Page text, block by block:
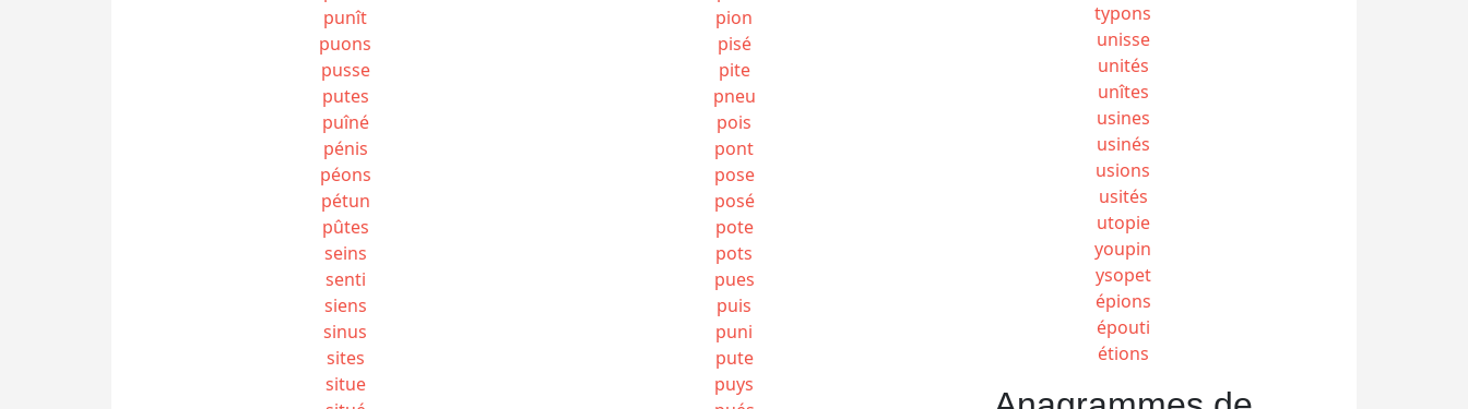
typons
unisse
unités
unîtes
usines
usinés
usions
usités
utopie
youpin
ysopet
épions
épouti
étions
punît
puons
pusse
putes
puîné
pénis
péons
pétun
pûtes
seins
senti
siens
sinus
sites
situe
pion
pisé
pite
pneu
pois
pont
pose
posé
pote
pots
pues
puis
puni
pute
puys